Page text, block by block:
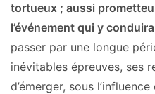
tortueux ; aussi
l’événement qui y
passer par une longue
inévitables épreuves, ses
d’émerger, sous